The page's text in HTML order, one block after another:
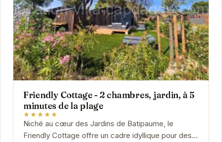
Friendly Cottage - 2 chambres, jardin, à 5
minutes de la plage
★★★★★
Niché au cœur des Jardins de Batipaume, le
Friendly Cottage offre un cadre idyllique pour des